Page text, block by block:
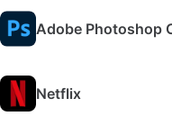
Adobe Photoshop
Netflix